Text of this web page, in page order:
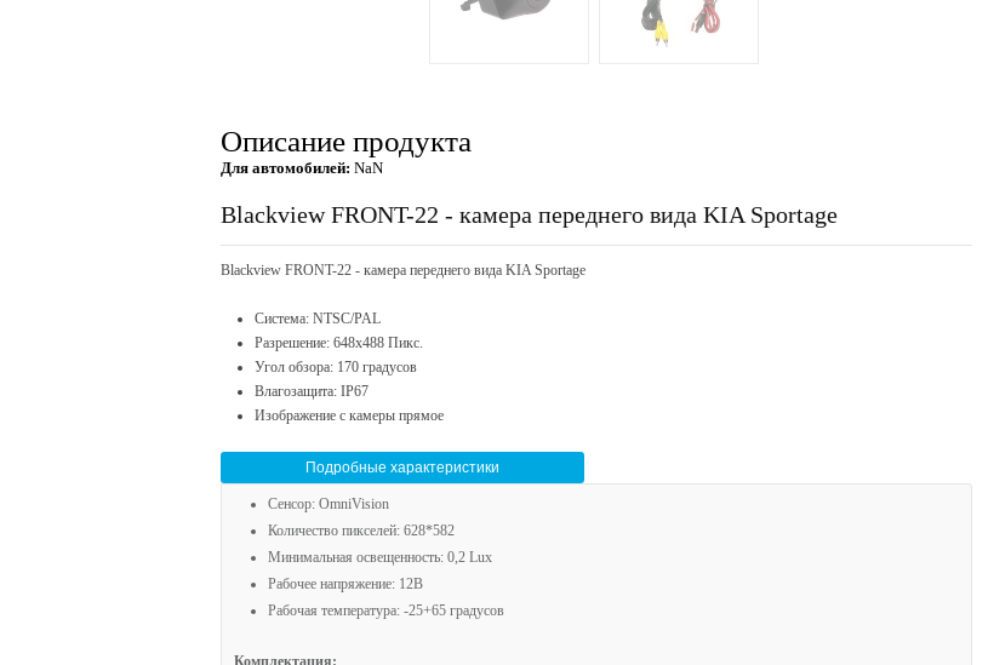
Описание продукта
Для автомобилей: NaN
Blackview FRONT-22 - камера переднего вида KIA Sportage
Blackview FRONT-22 - камера переднего вида KIA Sportage
Система: NTSC/PAL
Разрешение: 648х488 Пикс.
Угол обзора: 170 градусов
Влагозащита: IP67
Изображение с камеры прямое
Подробные характеристики
Сенсор: OmniVision
Количество пикселей: 628*582
Минимальная освещенность: 0,2 Lux
Рабочее напряжение: 12В
Рабочая температура: -25+65 градусов
Комплектация: